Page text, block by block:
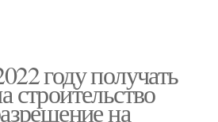
году получать
строительство
на